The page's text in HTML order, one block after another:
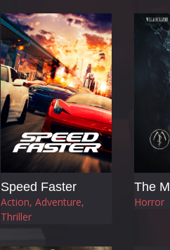
Speed Faster
Action, Adventure,
Thriller
Horror